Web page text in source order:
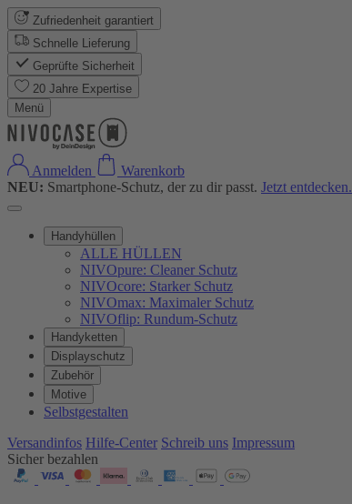
Zufriedenheit garantiert
Schnelle Lieferung
Geprüfte Sicherheit
20 Jahre Expertise
Menü
Anmelden
Warenkorb
NEU: Smartphone-Schutz, der zu dir passt. Jetzt entdecken.
Handyhüllen
ALLE HÜLLEN
NIVOpure: Cleaner Schutz
NIVOcore: Starker Schutz
NIVOmax: Maximaler Schutz
NIVOflip: Rundum-Schutz
Handyketten
Displayschutz
Zubehör
Motive
Selbstgestalten
Versandinfos Hilfe-Center Schreib uns Impressum
Sicher bezahlen